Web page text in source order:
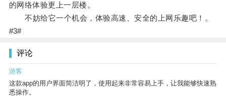
的网络体验更上一层楼。
不妨给它一个机会，体验高速、安全的上网乐趣吧！。
#3#
评论
游客
这款app的用户界面简洁明了，使用起来非常容易上手，让我能够快速熟
悉操作。